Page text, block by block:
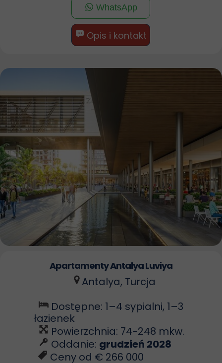
Apartamenty Antalya Luviya
Antalya, Turcja
Dostępne: 1–4 sypialni, 1–3
łazienek
Powierzchnia: 74-248 mkw.
Oddanie: grudzień 2028
Ceny od € 266 000
Opis i kontakt
WhatsApp